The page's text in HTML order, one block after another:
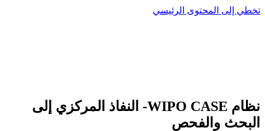
تخطي إلى المحتوى الرئيسي
نظام WIPO CASE- النفاذ المركزي إلى
البحث والفحص